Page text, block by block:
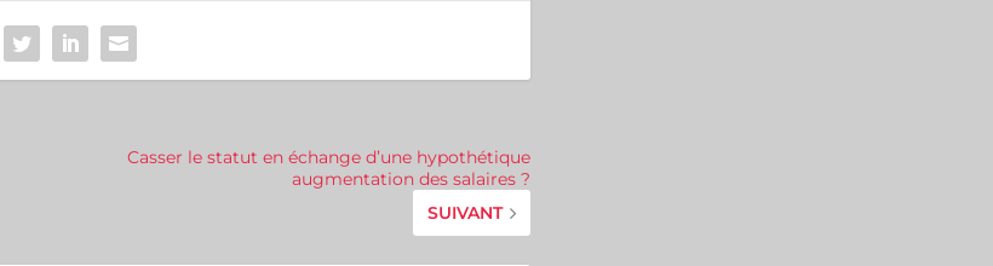
Casser le statut en échange d’une hypothétique
augmentation des salaires ?
SUIVANT